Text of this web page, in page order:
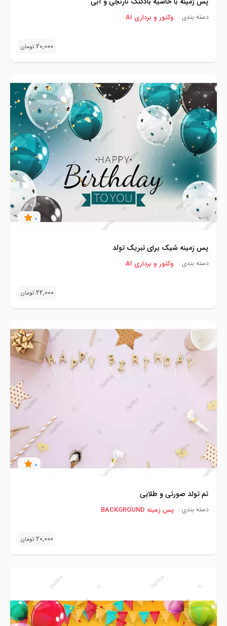
دسته بندی : وکتور و برداری AI
20,000 تومان
0
پس زمینه شیک برای تبریک تولد
دسته بندی : وکتور و برداری AI
22,000 تومان
0
تم تولد صورتی و طلایی
دسته بندی : پس زمینه BACKGROUND
20,000 تومان